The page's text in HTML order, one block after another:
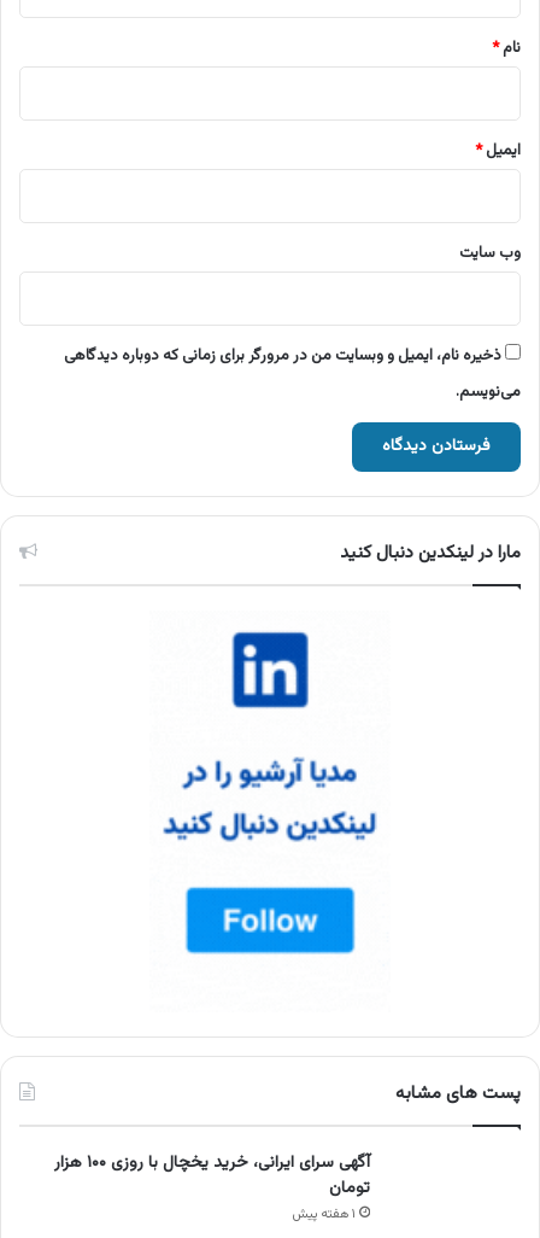
نام*
ایمیل*
وب‌ سایت
ذخیره نام، ایمیل و وبسایت من در مرورگر برای زمانی که دوباره دیدگاهی
می‌نویسم.
مارا در لینکدین دنبال کنید
پست های مشابه
آگهی سرای ایرانی، خرید یخچال با روزی ۱۰۰ هزار
تومان
۱ هفته پیش